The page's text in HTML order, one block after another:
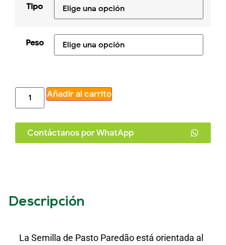
Tipo
Peso
Añadir al carrito
Contáctanos por WhatApp
Descripción
La Semilla de Pasto Paredão está orientada al